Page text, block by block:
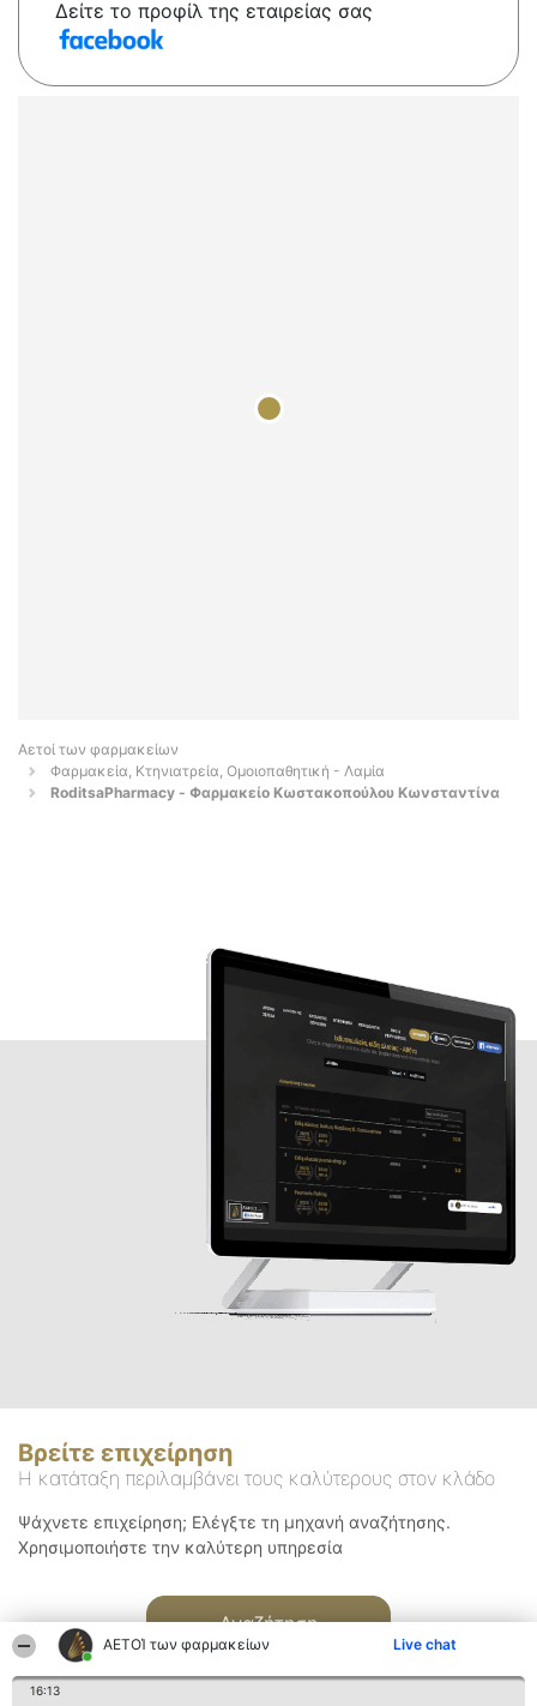
ΑΕΤΟΊ των φαρμακείων Live chat
16:13
Δείτε το προφίλ της εταιρείας σας
Αετοί των φαρμακείων
Φαρμακεία, Κτηνιατρεία, Ομοιοπαθητική - Λαμία
RoditsaPharmacy - Φαρμακείο Κωστακοπούλου Κωνσταντίνα
Βρείτε επιχείρηση
Η κατάταξη περιλαμβάνει τους καλύτερους στον κλάδο
Ψάχνετε επιχείρηση; Ελέγξτε τη μηχανή αναζήτησης.
Χρησιμοποιήστε την καλύτερη υπηρεσία
Αναζήτηση